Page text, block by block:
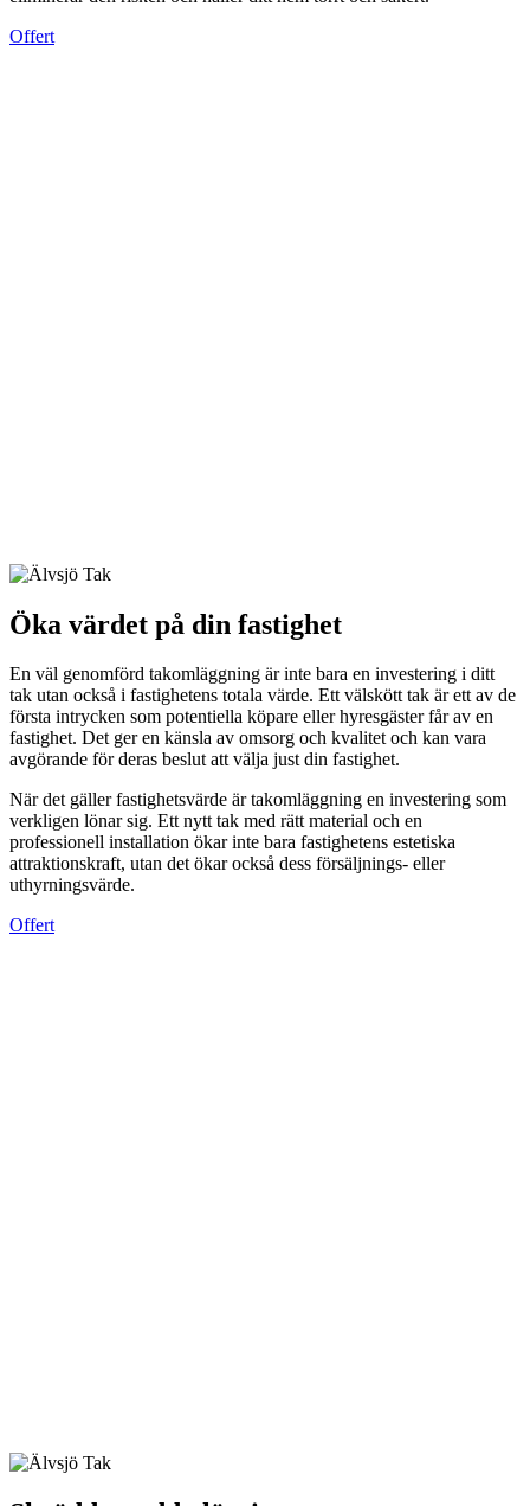
Offert
Öka värdet på din fastighet
En väl genomförd takomläggning är inte bara en investering i ditt
tak utan också i fastighetens totala värde. Ett välskött tak är ett av de
första intrycken som potentiella köpare eller hyresgäster får av en
fastighet. Det ger en känsla av omsorg och kvalitet och kan vara
avgörande för deras beslut att välja just din fastighet.
När det gäller fastighetsvärde är takomläggning en investering som
verkligen lönar sig. Ett nytt tak med rätt material och en
professionell installation ökar inte bara fastighetens estetiska
attraktionskraft, utan det ökar också dess försäljnings- eller
uthyrningsvärde.
Offert